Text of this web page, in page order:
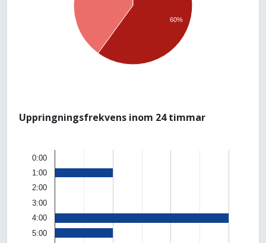
60%
Uppringningsfrekvens inom 24 timmar
0:00
1:00
2:00
3:00
4:00
5:00